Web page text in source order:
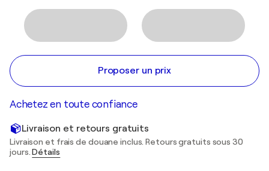
Proposer un prix
Achetez en toute confiance
Livraison et retours gratuits
Livraison et frais de douane inclus. Retours gratuits sous 30
jours.Détails